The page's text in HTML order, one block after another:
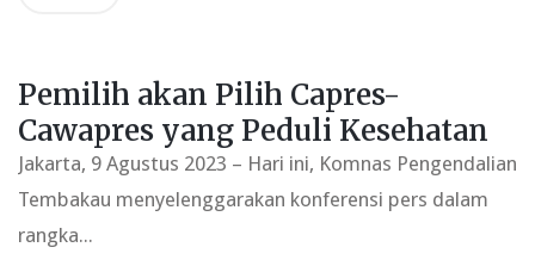
Pemilih akan Pilih Capres-
Cawapres yang Peduli Kesehatan
Jakarta, 9 Agustus 2023 – Hari ini, Komnas Pengendalian
Tembakau menyelenggarakan konferensi pers dalam
rangka...